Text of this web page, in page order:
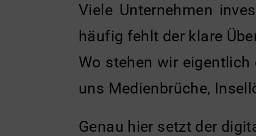
Viele Unternehmen
häufig fehlt der klare
Wo stehen wir
uns Medienbrüche,
Genau hier setzt der